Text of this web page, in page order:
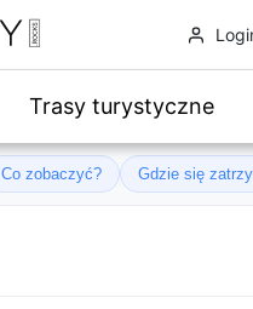
Trasy turystyczne
Co zobaczyć? Gdzie się